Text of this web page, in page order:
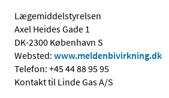
Lægemiddelstyrelsen
Axel Heides Gade 1
DK-2300 København S
Websted: www.meldenbivirkning.dk
Telefon: +45 44 88 95 95
Kontakt til Linde Gas A/S